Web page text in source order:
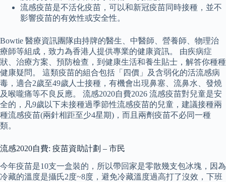
流感疫苗是不活化疫苗，可以和新冠疫苗同時接種，並不
影響疫苗的有效性或安全性。
Bowtie 醫療資訊團隊由持牌的醫生、中醫師、營養師、物理治
療師等組成，致力為香港人提供專業的健康資訊。 由疾病症
狀、治療方案、預防檢查，到健康生活和養生貼士，解答你種種
健康疑問。 這類疫苗的組合包括「四價」及含弱化的活流感病
毒，適合2歲至49歲人士接種，有機會出現鼻塞、流鼻水、發燒
及喉嚨痛等不良反應。 流感2020自費2026 流感疫苗對兒童是安
全的，凡9歲以下未接種過季節性流感疫苗的兒童，建議接種兩
種流感疫苗(兩針相距至少4星期)，而且兩劑疫苗不必同一種
類。
流感2020自費: 疫苗資助計劃 – 市民
今年疫苗是10支一盒裝的，所以帶回家是零散幾支包冰塊，因為
冷藏的溫度是攝氏2度~8度，避免冷藏溫度過高打了沒效，下班